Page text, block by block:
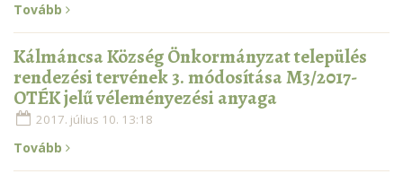
Tovább
Kálmáncsa Község Önkormányzat település
rendezési tervének 3. módosítása M3/2017-
OTÉK jelű véleményezési anyaga
2017. július 10. 13:18
Tovább